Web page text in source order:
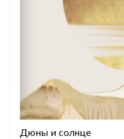
Дюны и солнце